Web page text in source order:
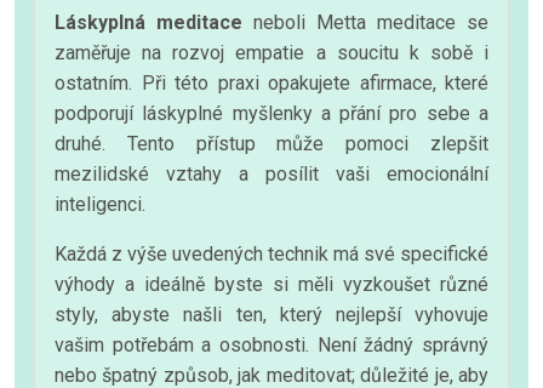
Láskyplná meditace neboli Metta meditace se
zaměřuje na rozvoj empatie a soucitu k sobě i
ostatním. Při této praxi opakujete afirmace, které
podporují láskyplné myšlenky a přání pro sebe a
druhé. Tento přístup může pomoci zlepšit
mezilidské vztahy a posílit vaši emocionální
inteligenci.
Každá z výše uvedených technik má své specifické
výhody a ideálně byste si měli vyzkoušet různé
styly, abyste našli ten, který nejlepší vyhovuje
vašim potřebám a osobnosti. Není žádný správný
nebo špatný způsob, jak meditovat; důležité je, aby